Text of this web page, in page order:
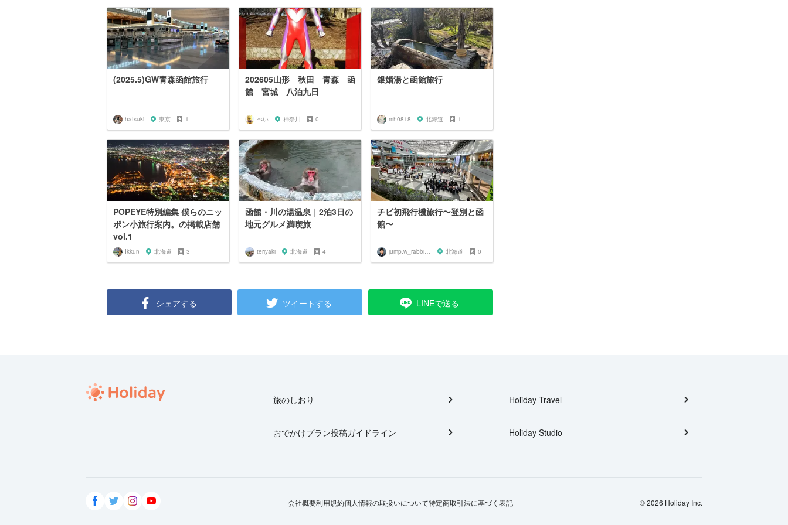
(2025.5)GW青森函館旅行
hatsuki 東京 1
202605山形 秋田 青森 函
館 宮城 八泊九日
ぺい 神奈川 0
銀婚湯と函館旅行
mh0818 北海道 1
POPEYE特別編集 僕らのニッ
ポン小旅行案内。の掲載店舗
vol.1
Ikkun 北海道 3
函館・川の湯温泉｜2泊3日の
地元グルメ満喫旅
teriyaki 北海道 4
チビ初飛行機旅行〜登別と函
館〜
jump.w_rabbitkun 北海道 0
シェアする ツイートする LINEで送る
旅のしおり
おでかけプラン投稿ガイドライン
Holiday Travel
Holiday Studio
会社概要利用規約個人情報の取扱いについて特定商取引法に基づく表記 © 2026 Holiday Inc.